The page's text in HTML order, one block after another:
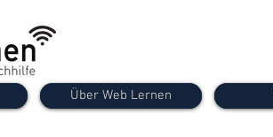
Über Web Lernen